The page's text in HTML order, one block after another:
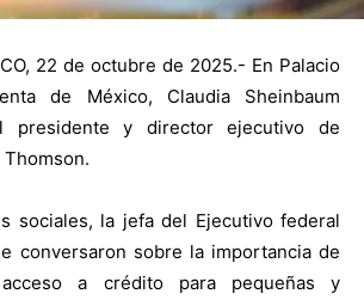
22 de octubre de 2025.- En Palacio
de México, Claudia Sheinbaum
presidente y director ejecutivo de
sociales, la jefa del Ejecutivo federal
conversaron sobre la importancia de
a crédito para pequeñas y